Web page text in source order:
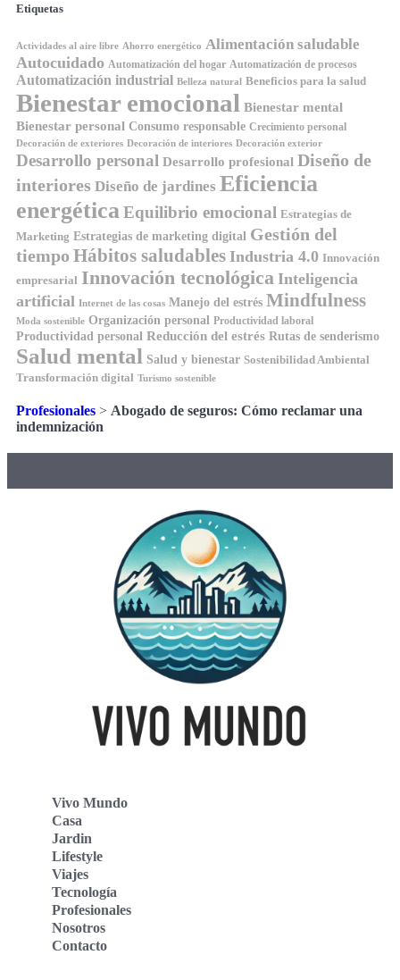
Etiquetas
Actividades al aire libre Ahorro energético Alimentación saludable
Autocuidado Automatización del hogar Automatización de procesos
Automatización industrial Belleza natural Beneficios para la salud
Bienestar emocional Bienestar mental
Bienestar personal Consumo responsable Crecimiento personal
Decoración de exteriores Decoración de interiores Decoración exterior
Desarrollo personal Desarrollo profesional Diseño de
interiores Diseño de jardines Eficiencia
energéticaEquilibrio emocional Estrategias de
Marketing Estrategias de marketing digital Gestión del
tiempo Hábitos saludables Industria 4.0 Innovación
empresarial Innovación tecnológica Inteligencia
artificial Internet de las cosas Manejo del estrés Mindfulness
Moda sostenible Organización personal Productividad laboral
Productividad personal Reducción del estrés Rutas de senderismo
Salud mental Salud y bienestar Sostenibilidad Ambiental
Transformación digital Turismo sostenible
Profesionales > Abogado de seguros: Cómo reclamar una
indemnización
Vivo Mundo
Casa
Jardin
Lifestyle
Viajes
Tecnología
Profesionales
Nosotros
Contacto